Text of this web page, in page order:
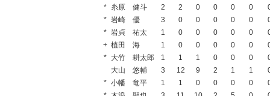
* 糸原 健斗 2 2 0 0 0 0
* 岩崎 優 3 0 0 0 0 0
* 岩貞 祐太 1 0 0 0 0 0
+ 植田 海 1 0 0 0 0 0
* 大竹 耕太郎 1 1 1 0 0 0
大山 悠輔
3 12 9 2 1 1
* 小幡 竜平 1 1 0 0 0 0